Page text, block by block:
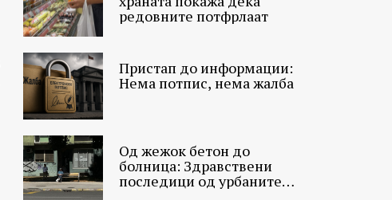
редовните потфрлаат
Пристап до информации:
Нема потпис, нема жалба
Од жежок бетон до
болница: Здравствени
последици од урбаните